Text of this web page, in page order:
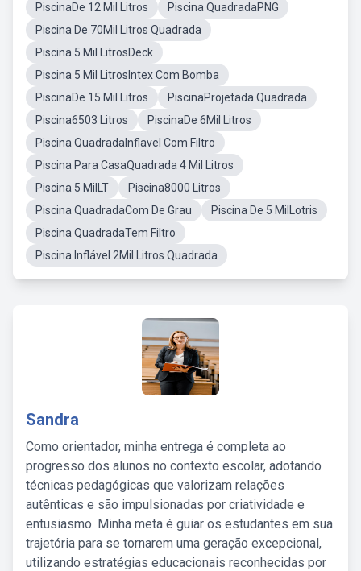
PiscinaDe 12 Mil Litros
Piscina QuadradaPNG
Piscina De 70Mil Litros Quadrada
Piscina 5 Mil LitrosDeck
Piscina 5 Mil LitrosIntex Com Bomba
PiscinaDe 15 Mil Litros
PiscinaProjetada Quadrada
Piscina6503 Litros
PiscinaDe 6Mil Litros
Piscina QuadradaInflavel Com Filtro
Piscina Para CasaQuadrada 4 Mil Litros
Piscina 5 MilLT
Piscina8000 Litros
Piscina QuadradaCom De Grau
Piscina De 5 MilLotris
Piscina QuadradaTem Filtro
Piscina Inflável 2Mil Litros Quadrada
Sandra
Como orientador, minha entrega é completa ao
progresso dos alunos no contexto escolar, adotando
técnicas pedagógicas que valorizam relações
autênticas e são impulsionadas por criatividade e
entusiasmo. Minha meta é guiar os estudantes em sua
trajetória para se tornarem uma geração excepcional,
utilizando estratégias educacionais reconhecidas por